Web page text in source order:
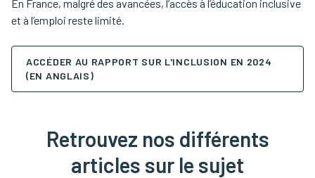
En France, malgré des avancées, l’accès à l’éducation inclusive
et à l’emploi reste limité.
ACCÉDER AU RAPPORT SUR L'INCLUSION EN 2024
(EN ANGLAIS)
Retrouvez nos différents
articles sur le sujet